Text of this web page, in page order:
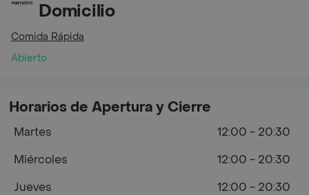
Domicilio
Comida Rápida
Abierto
Horarios de Apertura y Cierre
Martes
12:00 - 20:30
Miércoles
12:00 - 20:30
Jueves
12:00 - 20:30